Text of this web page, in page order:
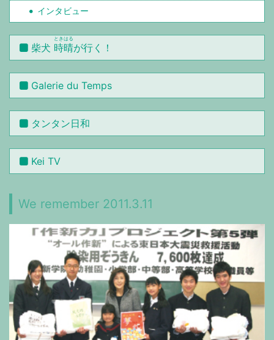
インタビュー
柴犬 時晴
ときはる
が行く！
Galerie du Temps
タンタン日和
Kei TV
We remember 2011.3.11